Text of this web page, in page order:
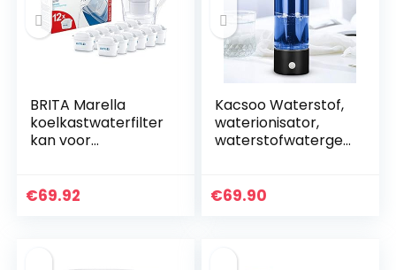
BRITA Marella
koelkastwaterfilter
kan voor
en onzuiverheden,
€69.92
Kacsoo Waterstof,
waterionisator,
waterstofwatergen
draagbaar,
€69.90